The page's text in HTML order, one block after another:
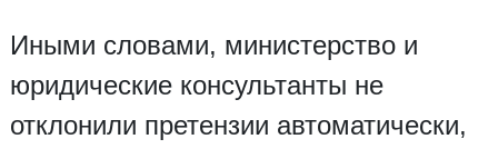
Иными словами, министерство и
юридические консультанты не
отклонили претензии автоматически,